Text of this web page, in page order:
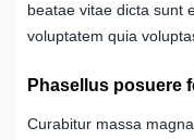
beatae vitae dicta sunt
voluptatem quia
Phasellus posuere
Curabitur massa